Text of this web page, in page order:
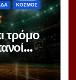
ΚΟΣΜΟΣ
τρόμο